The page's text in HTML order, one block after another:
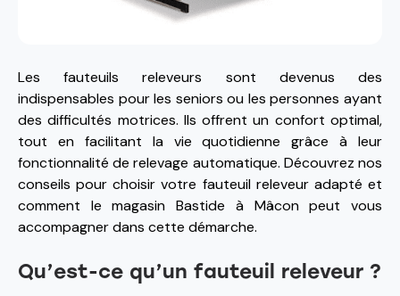
Les fauteuils releveurs sont devenus des
indispensables pour les seniors ou les personnes ayant
des difficultés motrices. Ils offrent un confort optimal,
tout en facilitant la vie quotidienne grâce à leur
fonctionnalité de relevage automatique. Découvrez nos
conseils pour choisir votre fauteuil releveur adapté et
comment le magasin Bastide à Mâcon peut vous
accompagner dans cette démarche.
Qu’est-ce qu’un fauteuil releveur ?